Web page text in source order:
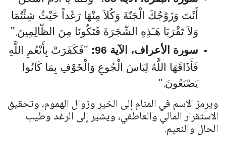
أَنْتَ وَزَوْجُكَ الْجَنّةَ وَكُلاَ مِنْهَا رَغَداً حَيْثُ شِئْتُمَا
وَلاَ تَقْرَبَا هَـَذِهِ الشّجَرَةَ فَتَكُونَا مِنَ الظّالِمِينَ".
سورة الأعراف، الآية 96: "فَكَفَرَتْ بِأَنْعُمِ اللَّهِ
فَأَذَاقَهَا اللَّهُ لِبَاسَ الْجُوعِ وَالْخَوْفِ بِمَا كَانُوا
يَصْنَعُونَ".
ويرمز الاسم في المنام إلى الخير وزوال الهموم، وتحقيق
الاستقرار المالي والعاطفي، ويشير إلى الرغد وطيب
الحال والنعيم.